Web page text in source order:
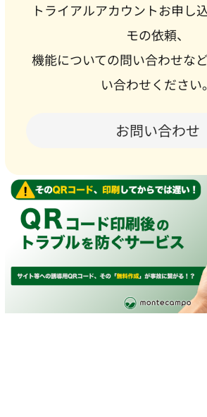
トライアルアカウントお申し
モの依頼、
機能についての問い合わせな
い合わせください。
お問い合わせ